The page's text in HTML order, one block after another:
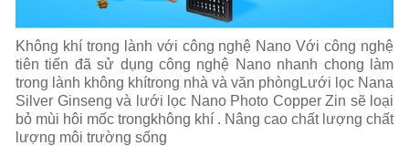
Không khí trong lành với công nghệ Nano Với công nghệ
tiên tiến đã sử dụng công nghệ Nano nhanh chong làm
trong lành không khítrong nhà và văn phòngLưới lọc Nana
Silver Ginseng và lưới lọc Nano Photo Copper Zin sẽ loại
bỏ mùi hôi mốc trongkhông khí . Nâng cao chất lượng chất
lượng môi trường sống